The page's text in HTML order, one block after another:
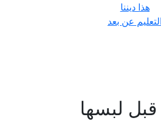
هذا ديننا
التعليم عن بعد
لبسها